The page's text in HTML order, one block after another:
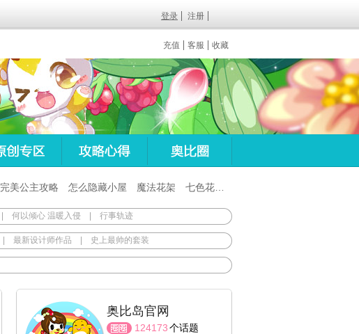
登录 注册
充值 客服 收藏
完美公主攻略 怎么隐藏小屋 魔法花架 七色花在哪
何以倾心 温暖入侵 行事轨迹
最新设计师作品 史上最帅的套装
奥比岛官网
124173个话题